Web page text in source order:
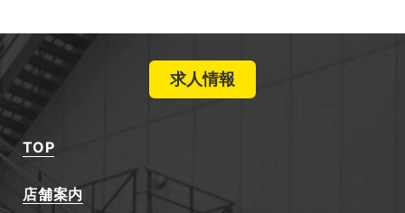
求人情報
TOP
店舗案内